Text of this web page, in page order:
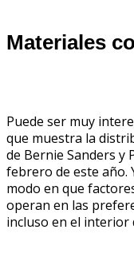
Materiales
Puede ser muy
que muestra la
de Bernie Sanders y
febrero de este año.
modo en que
operan en las
incluso en el interior